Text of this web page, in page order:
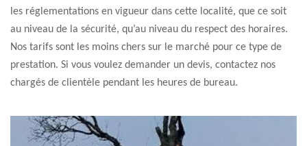
les réglementations en vigueur dans cette localité, que ce soit
au niveau de la sécurité, qu’au niveau du respect des horaires.
Nos tarifs sont les moins chers sur le marché pour ce type de
prestation. Si vous voulez demander un devis, contactez nos
chargés de clientèle pendant les heures de bureau.